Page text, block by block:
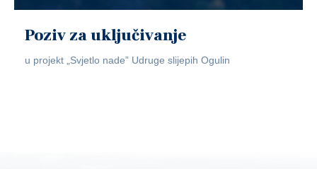
Poziv za uključivanje
u projekt „Svjetlo nade” Udruge slijepih Ogulin